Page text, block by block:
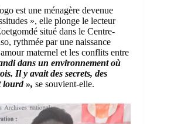
est une ménagère devenue
», elle plonge le lecteur
situé dans le Centre-
rythmée par une naissance
maternel et les conflits entre
dans un environnement où
Il y avait des secrets, des
lourd », se souvient-elle.